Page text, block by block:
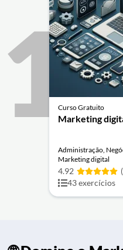
1Curso Gratuito
Marketing
Administração,
Marketing digital
4.92
43 exercícios